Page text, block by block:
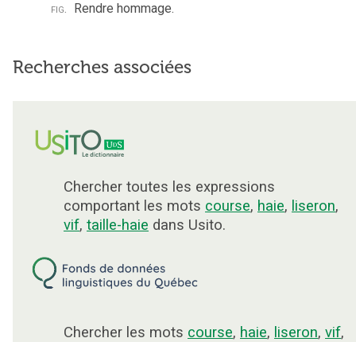
fig. Rendre hommage.
Recherches associées
Chercher toutes les expressions
comportant les mots course, haie, liseron,
vif, taille-haie dans Usito.
Chercher les mots course, haie, liseron, vif,